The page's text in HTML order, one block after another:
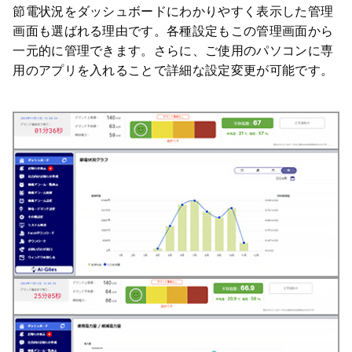
節電状況をダッシュボードにわかりやすく表示した管理
画面も選ばれる理由です。各種設定もこの管理画面から
一元的に管理できます。さらに、ご使用のパソコンに専
用のアプリを入れることで詳細な設定変更が可能です。